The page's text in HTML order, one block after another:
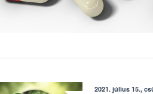
2021. július 15.,